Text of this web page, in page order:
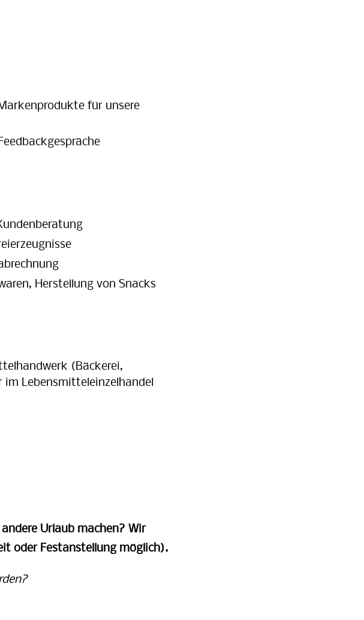
für unsere
Herstellung von Snacks
(Bäckerei,
Lebensmitteleinzelhandel
Urlaub machen? Wir
oder Festanstellung möglich).